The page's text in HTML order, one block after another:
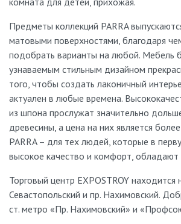
Предметы коллекций PARRA
матовыми поверхностями, благодаря
подобрать варианты на любой. Мебель
узнаваемым стильным дизайном
того, чтобы создать лаконичный
актуален в любые времена.
из шпона прослужат значительно
древесины, а цена на них является
PARRA – для тех людей, которые в
высокое качество и комфорт,
Торговый центр EXPOSTROY находится
Севастопольский и пр. Нахимовский.
ст. метро «Пр. Нахимовский» и